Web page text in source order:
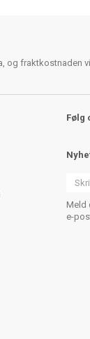
og fraktkostnaden
Følg
Meld
e-